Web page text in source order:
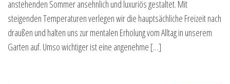
anstehenden Sommer ansehnlich und luxuriös gestaltet. Mit
steigenden Temperaturen verlegen wir die hauptsächliche Freizeit nach
draußen und halten uns zur mentalen Erholung vom Alltag in unserem
Garten auf. Umso wichtiger ist eine angenehme […]